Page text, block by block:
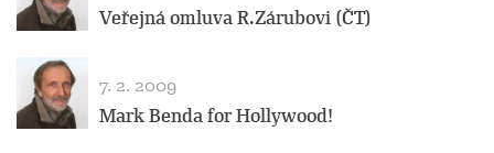
Veřejná omluva R.Zárubovi (ČT)
7. 2. 2009
Mark Benda for Hollywood!